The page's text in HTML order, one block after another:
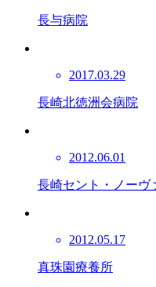
長与病院
2017.03.29
長崎北徳洲会病院
2012.06.01
長崎セント・ノーヴ
2012.05.17
真珠園療養所